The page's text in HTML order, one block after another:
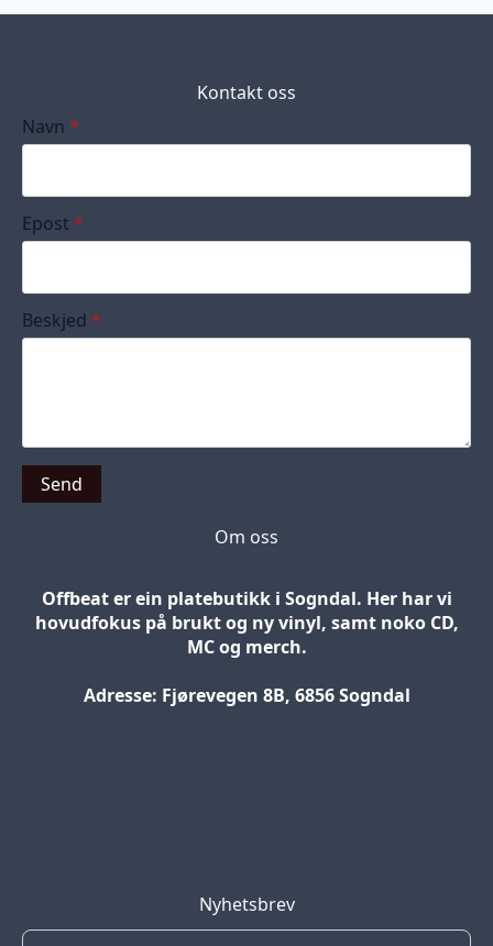
Kontakt oss
Navn *
Epost *
Beskjed *
Send
Om oss
Offbeat er ein platebutikk i Sogndal. Her har vi
hovudfokus på brukt og ny vinyl, samt noko CD,
MC og merch.
Adresse: Fjørevegen 8B, 6856 Sogndal
Nyhetsbrev